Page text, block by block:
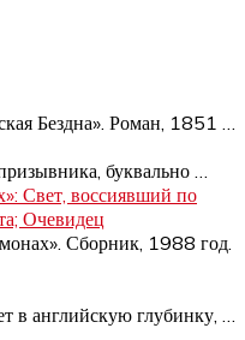
Бездна». Роман, 1851
буквально
Свет, воссиявший по
Очевидец
Сборник, 1988 год.
английскую глубинку,